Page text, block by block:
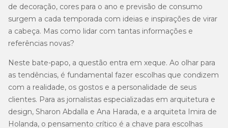
de decoração, cores para o ano e previsão de consumo
surgem a cada temporada com ideias e inspirações de virar
a cabeça. Mas como lidar com tantas informações e
referências novas?
Neste bate-papo, a questão entra em xeque. Ao olhar para
as tendências, é fundamental fazer escolhas que condizem
com a realidade, os gostos e a personalidade de seus
clientes. Para as jornalistas especializadas em arquitetura e
design, Sharon Abdalla e Ana Harada, e a arquiteta Imira de
Holanda, o pensamento crítico é a chave para escolhas